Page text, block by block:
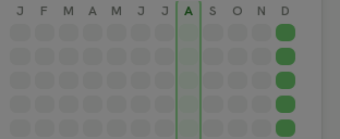
J F M A M J J A S O N D